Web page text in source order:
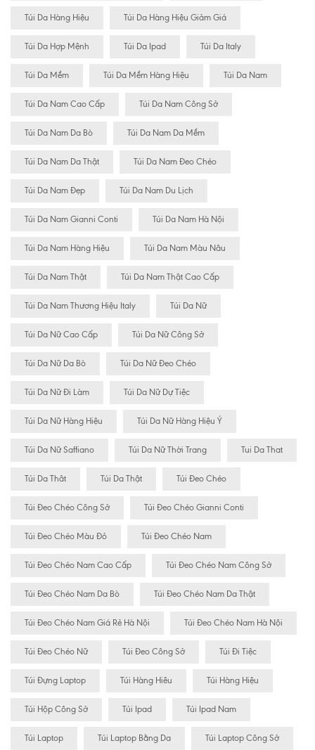
Túi Da Hàng Hiệu Túi Da Hàng Hiệu Giảm Giá
Túi Da Hợp Mệnh Túi Da Ipad Túi Da Italy
Túi Da Mềm Túi Da Mềm Hàng Hiệu Túi Da Nam
Túi Da Nam Cao Cấp Túi Da Nam Công Sở
Túi Da Nam Da Bò Túi Da Nam Da Mềm
Túi Da Nam Da Thật Túi Da Nam Đeo Chéo
Túi Da Nam Đẹp Túi Da Nam Du Lịch
Túi Da Nam Gianni Conti Túi Da Nam Hà Nội
Túi Da Nam Hàng Hiệu Túi Da Nam Màu Nâu
Túi Da Nam Thật Túi Da Nam Thật Cao Cấp
Túi Da Nam Thương Hiệu Italy Túi Da Nữ
Túi Da Nữ Cao Cấp Túi Da Nữ Công Sở
Túi Da Nữ Da Bò Túi Da Nữ Đeo Chéo
Túi Da Nữ Đi Làm Túi Da Nữ Dự Tiệc
Túi Da Nữ Hàng Hiệu Túi Da Nữ Hàng Hiệu Ý
Túi Da Nữ Saffiano Túi Da Nữ Thời Trang Tui Da That
Túi Da Thât Túi Da Thật Túi Đeo Chéo
Túi Đeo Chéo Công Sở Túi Đeo Chéo Gianni Conti
Túi Đeo Chéo Màu Đỏ Túi Đeo Chéo Nam
Túi Đeo Chéo Nam Cao Cấp Túi Đeo Chéo Nam Công Sở
Túi Đeo Chéo Nam Da Bò Túi Đeo Chéo Nam Da Thật
Túi Đeo Chéo Nam Giá Rẻ Hà Nội Túi Đeo Chéo Nam Hà Nội
Túi Đeo Chéo Nữ Túi Đeo Công Sở Túi Đi Tiệc
Túi Đựng Laptop Túi Hàng Hiêu Túi Hàng Hiệu
Túi Hộp Công Sở Túi Ipad Túi Ipad Nam
Túi Laptop Túi Laptop Bằng Da Túi Laptop Công Sở